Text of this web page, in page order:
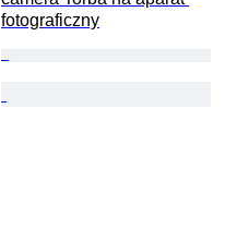
fotograficzny